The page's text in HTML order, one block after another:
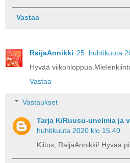
Vastaa
RaijaAnnikki 25. huhtikuuta
Hyvää
Vastaa
Vastaukset
Tarja K/Ruusu-unelmia ja
huhtikuuta 2020 klo 15.40
Kiitos, RaijaAnnikki! Hyvää